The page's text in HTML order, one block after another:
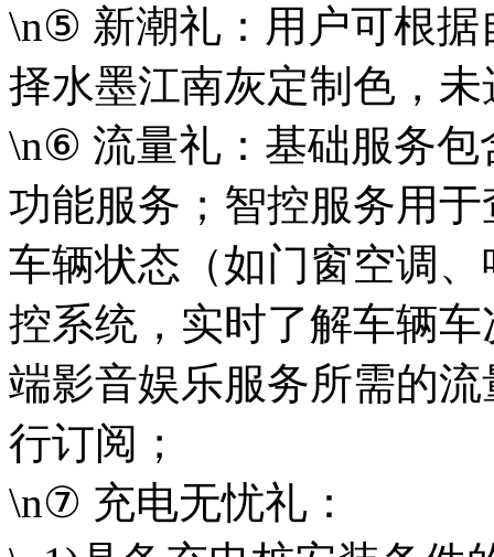
\n⑤ 新潮礼：用户可根
择水墨江南灰定制色，
\n⑥ 流量礼：基础服务
功能服务；智控服务用于
车辆状态（如门窗空调
控系统，实时了解车
端影音娱乐服务所需的流
行订阅；
\n⑦ 充电无忧礼：